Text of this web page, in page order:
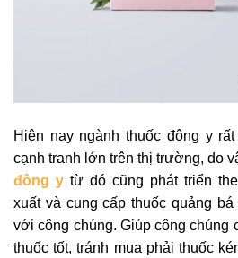
Hiện nay ngành thuốc đông y
cạnh tranh lớn trên thị trường, do
đông y từ đó cũng phát triển
xuất và cung cấp thuốc quảng
với công chúng. Giúp công
thuốc tốt, tránh mua phải thuốc